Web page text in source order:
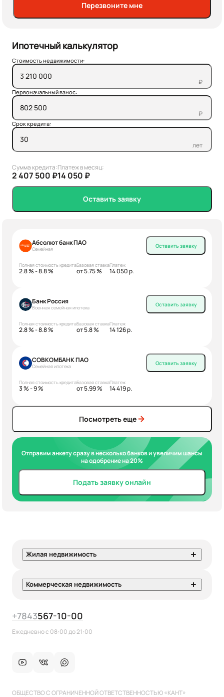
Перезвоните мне
Ипотечный калькулятор
Стоимость недвижимости:
₽
Первоначальный взнос:
₽
Срок кредита:
лет
Сумма кредита:
2 407 500 ₽
Платеж в месяц:
14 050 ₽
Оставить заявку
Абсолют банк ПАО
Семейная
Полная стоимость кредита
2.8 % - 8.8 %
Базовая ставка
от 5.75 %
Платеж
14 050 р.
Оставить заявку
Банк Россия
Военная семейная ипотека
Полная стоимость кредита
2.8 % - 8.8 %
Базовая ставка
от 5.8 %
Платеж
14 126 р.
Оставить заявку
СОВКОМБАНК ПАО
Семейная ипотека
Полная стоимость кредита
3 % - 9 %
Базовая ставка
от 5.99 %
Платеж
14 419 р.
Оставить заявку
Посмотреть еще
Отправим анкету сразу в несколько банков и увеличим шансы
на одобрение на 20%
Подать заявку онлайн
Жилая недвижимость
Коммерческая недвижимость
+7843567-10-00
Ежедневно с 08:00 до 21:00
ОБЩЕСТВО С ОГРАНИЧЕННОЙ ОТВЕТСТВЕННОСТЬЮ «КАНТ»